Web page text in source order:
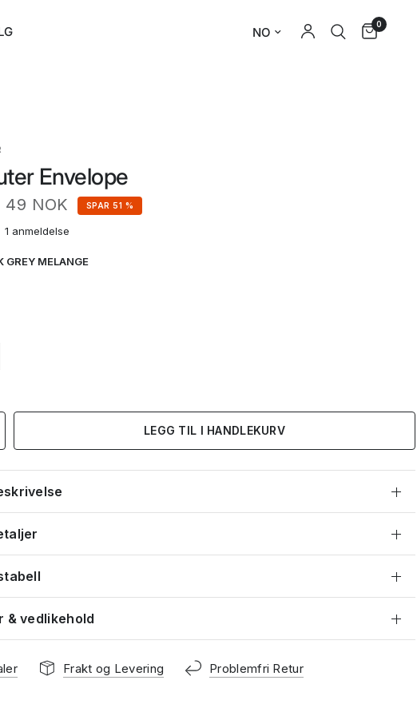
0
Envelope
49 NOK SPAR 51 %
1 anmeldelse
GREY MELANGE
LEGG TIL I HANDLEKURV
& vedlikehold
Frakt og Levering Problemfri Retur